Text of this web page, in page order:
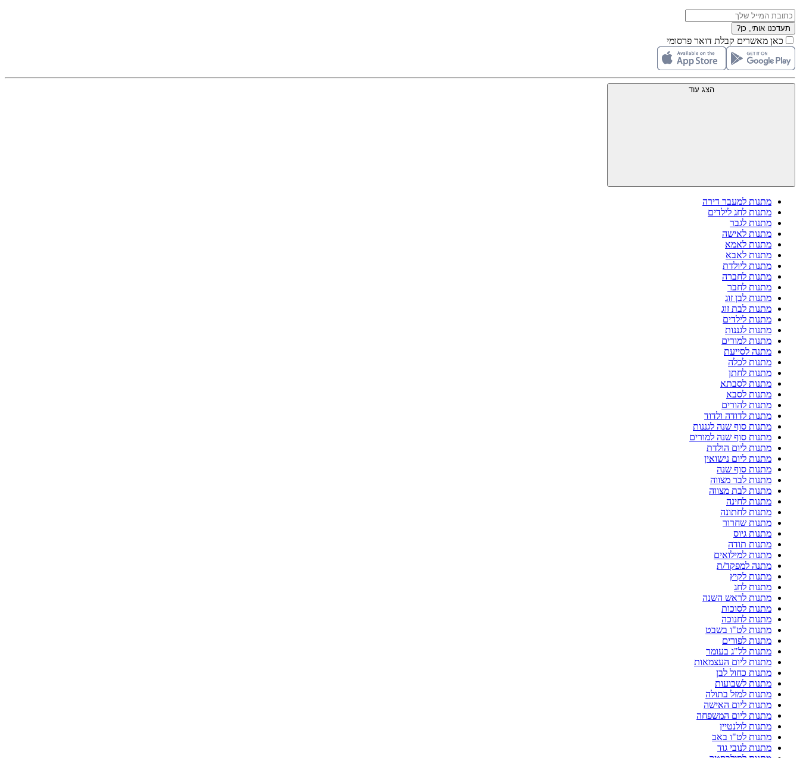
תעדכנו אותי, כן?
כאן מאשרים קבלת דואר פרסומי
הצג עוד
מתנות למעבר דירה
מתנות לחג לילדים
מתנות לגבר
מתנות לאישה
מתנות לאמא
מתנות לאבא
מתנות ליולדת
מתנות לחברה
מתנות לחבר
מתנות לבן זוג
מתנות לבת זוג
מתנות לילדים
מתנות לגננות
מתנות למורים
מתנה לסייעת
מתנות לכלה
מתנות לחתן
מתנות לסבתא
מתנות לסבא
מתנות להורים
מתנות לדודה ולדוד
מתנות סוף שנה לגננות
מתנות סוף שנה למורים
מתנות ליום הולדת
מתנות ליום נישואין
מתנות סוף שנה
מתנות לבר מצווה
מתנות לבת מצווה
מתנות לחינה
מתנות לחתונה
מתנות שחרור
מתנות גיוס
מתנות תודה
מתנות למילואים
מתנה למפקד/ת
מתנות לקיץ
מתנות לחג
מתנות לראש השנה
מתנות לסוכות
מתנות לחנוכה
מתנות לט"ו בשבט
מתנות לפורים
מתנות לל"ג בעומר
מתנות ליום העצמאות
מתנות כחול לבן
מתנות לשבועות
מתנות למזל בתולה
מתנות ליום האישה
מתנות ליום המשפחה
מתנות לולנטיין
מתנות לט"ו באב
מתנות לנובי גוד